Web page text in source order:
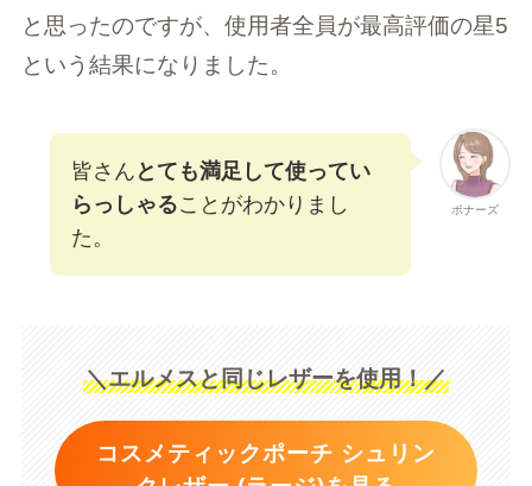
と思ったのですが、使用者全員が最高評価の星5
という結果になりました。
ボナーズ
皆さん とても満足して使ってい
らっしゃることがわかりまし
た。
＼エルメスと同じレザーを使用！／
コスメティックポーチ シュリン